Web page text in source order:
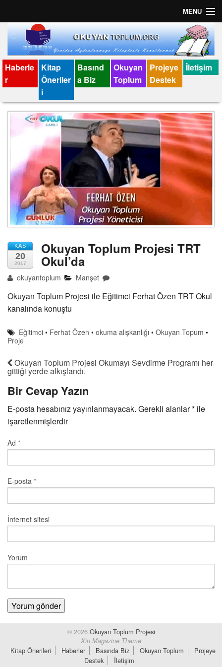
MENU
Anasayfa
İletişim
Künye
Haberle
r
Kitap
Öneriler
i
Basınd
a Biz
Okuyan
Toplum
Projeye
Destek
İletişim
KAS
20
2017
Okuyan Toplum Projesi TRT
Okul’da
okuyantoplum Manşet
Okuyan Toplum Projesi ile Eğitimci Ferhat Özen TRT Okul
kanalında konuştu
Eğitimci • Ferhat Özen •okuma alışkanlığı •Okuyan Topum •
Proje
Okuyan Toplum Projesi Okumayı Sevdirme Programı her
gittiği yerde alkışlandı.
Bir Cevap Yazın
E-posta hesabınız yayınlanmayacak. Gerekli alanlar* ile
işaretlenmişlerdir
Ad *
E-posta *
İnternet sitesi
Yorum
© 2026Okuyan Toplum Projesi
Xin Magazine Theme
Kitap Önerileri Haberler Basında Biz Okuyan Toplum
Projeye
Destek
İletişim